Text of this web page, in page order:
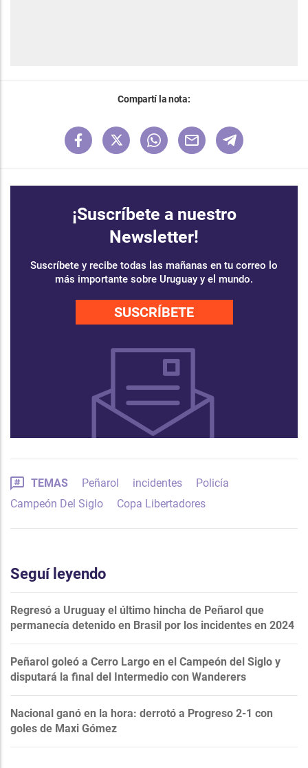
Compartí la nota:
¡Suscríbete a nuestro
Newsletter!
Suscríbete y recibe todas las mañanas en tu correo lo
más importante sobre Uruguay y el mundo.
SUSCRÍBETE
TEMAS Peñarol incidentes
Policía
Campeón Del Siglo
Copa Libertadores
Seguí leyendo
Regresó a Uruguay el último hincha de Peñarol que
permanecía detenido en Brasil por los incidentes en 2024
Peñarol goleó a Cerro Largo en el Campeón del Siglo y
disputará la final del Intermedio con Wanderers
Nacional ganó en la hora: derrotó a Progreso 2-1 con
goles de Maxi Gómez